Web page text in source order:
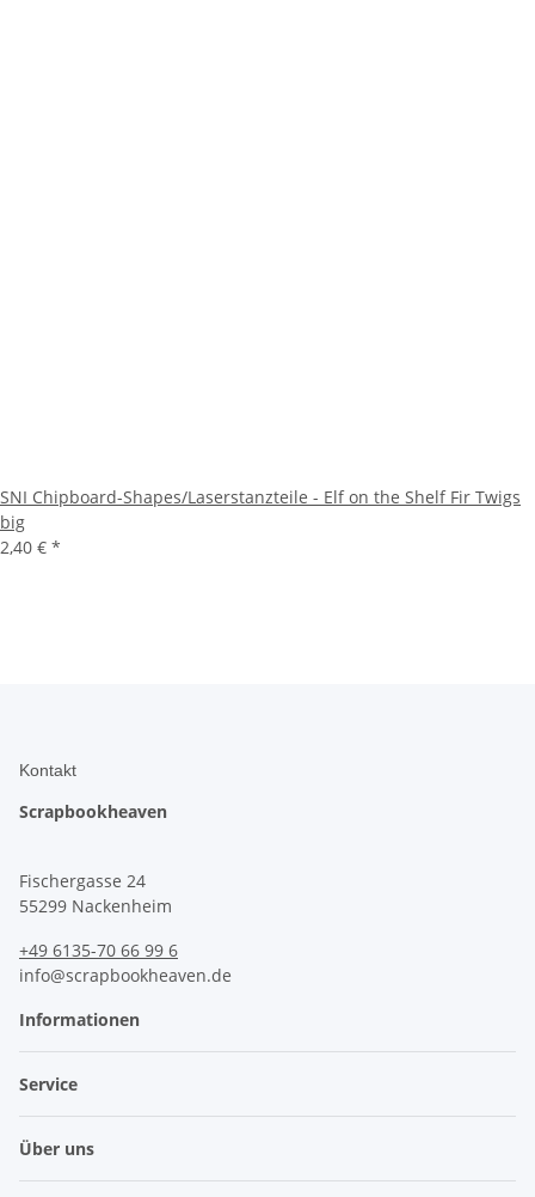
SNI Chipboard-Shapes/Laserstanzteile - Elf on the Shelf Fir Twigs
big
2,40 € *
Kontakt
Scrapbookheaven
Fischergasse 24
55299 Nackenheim
+49 6135-70 66 99 6
info@scrapbookheaven.de
Informationen
Service
Über uns